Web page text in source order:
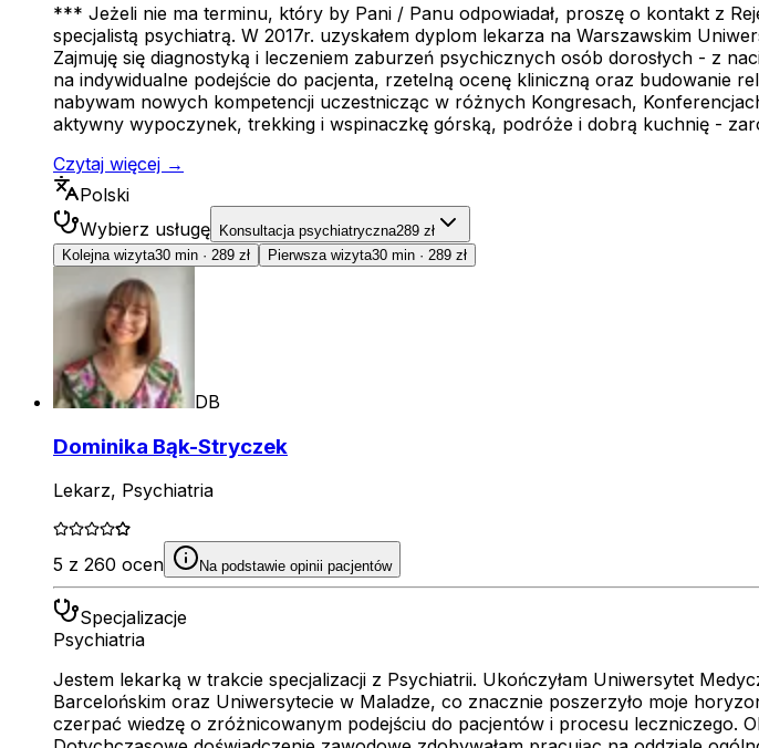
*** Jeżeli nie ma terminu, który by Pani / Panu odpowiadał, proszę o kontakt z
specjalistą psychiatrą. W 2017r. uzyskałem dyplom lekarza na Warszawskim
Zajmuję się diagnostyką i leczeniem zaburzeń psychicznych osób dorosłych - z
na indywidualne podejście do pacjenta, rzetelną ocenę kliniczną oraz budowanie
nabywam nowych kompetencji uczestnicząc w różnych Kongresach,
aktywny wypoczynek, trekking i wspinaczkę górską, podróże i dobrą kuchnię -
Czytaj więcej →
Polski
Wybierz usługę
Konsultacja psychiatryczna289 zł
Kolejna wizyta30 min · 289 zł Pierwsza wizyta30 min · 289 zł
DB
Dominika Bąk-Stryczek
Lekarz, Psychiatria
5 z 260 ocen Na podstawie opinii pacjentów
Specjalizacje
Psychiatria
Jestem lekarką w trakcie specjalizacji z Psychiatrii. Ukończyłam Uniwersytet
Barcelońskim oraz Uniwersytecie w Maladze, co znacznie poszerzyło moje
czerpać wiedzę o zróżnicowanym podejściu do pacjentów i procesu leczniczego.